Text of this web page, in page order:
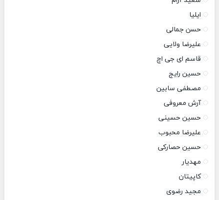
ایلیا
حسن جمالی
علیرضا ولایی
قاسم ای جی اچ
حسین رایج
مصطفی سابین
آرش معروفی
حسین حسینی
علیرضا محبوب
حسین حصارکی
مهدیار
کاپیتان
مجید رضوی